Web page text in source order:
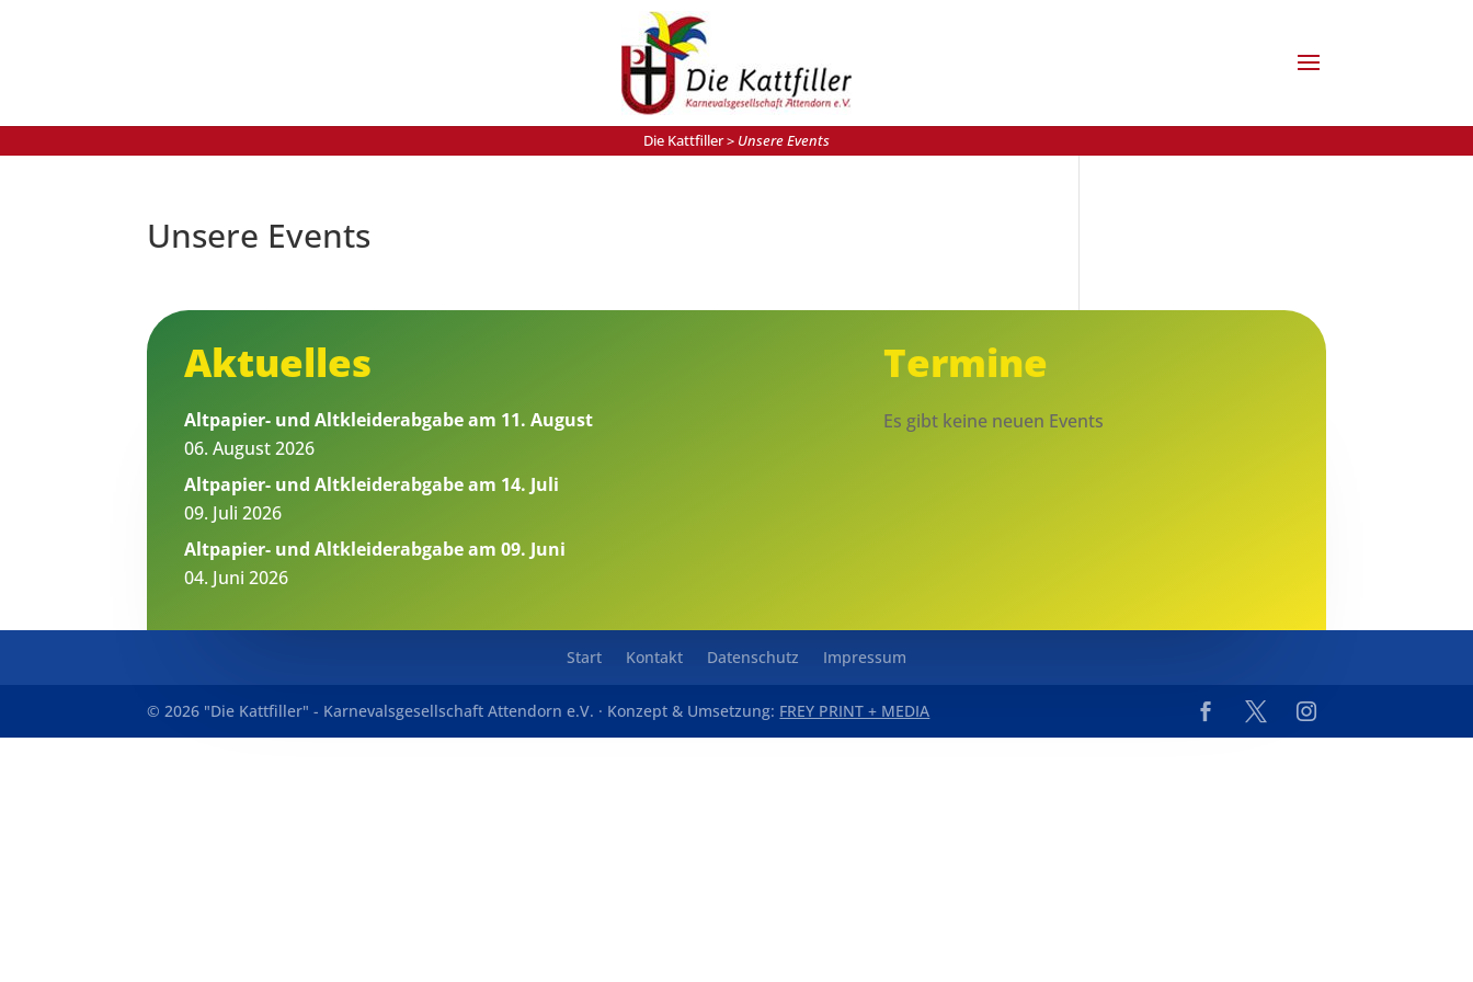
Die Kattfiller> Unsere Events
Unsere Events
Aktuelles
Altpapier- und Altkleiderabgabe am 11. August
06. August 2026
Altpapier- und Altkleiderabgabe am 14. Juli
09. Juli 2026
Altpapier- und Altkleiderabgabe am 09. Juni
04. Juni 2026
Termine
Es gibt keine neuen Events
Start Kontakt Datenschutz Impressum
© 2026 "Die Kattfiller" - Karnevalsgesellschaft Attendorn e.V. · Konzept & Umsetzung: FREY PRINT + MEDIA